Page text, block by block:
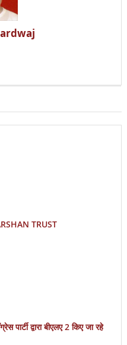
TRUST
पार्टी द्वारा बीएलए 2 किए जा रहे